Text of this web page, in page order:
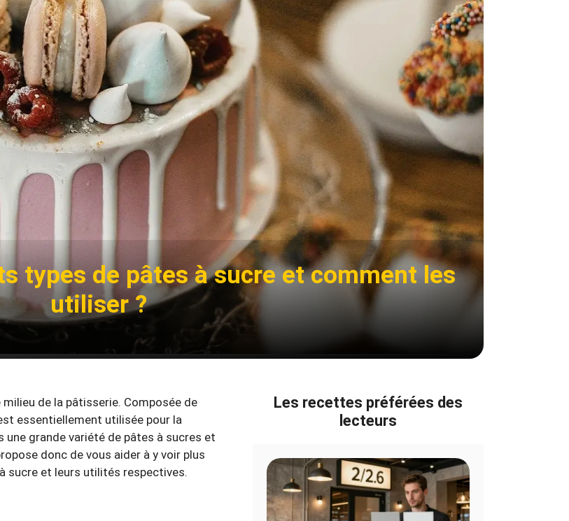
types de pâtes à sucre et comment les
utiliser ?
de la pâtisserie. Composée de
essentiellement utilisée pour la
une grande variété de pâtes à sucres et
donc de vous aider à y voir plus
sucre et leurs utilités respectives.
Les recettes préférées des
lecteurs